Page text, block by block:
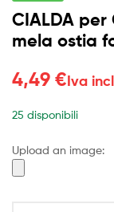
CIALDA per
mela ostia
4,49 €Iva
25 disponibili
Upload an image: